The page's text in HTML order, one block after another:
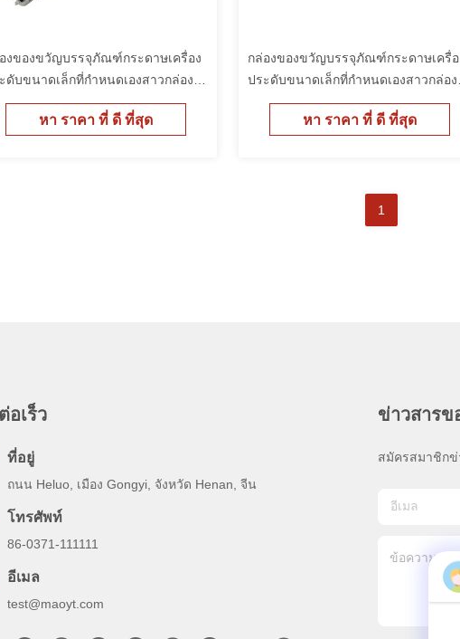
งของขวัญบรรจุภัณฑ์กระดาษเครื่อง
ดับขนาดเล็กที่กำหนดเองสาวกล่อง
รจุราคาถูก
หา ราคา ที่ ดี ที่สุด
กล่องของขวัญบรรจุภัณฑ์กระดาษเครื่อ
ประดับขนาดเล็กที่กำหนดเองสาวกล่อง
บรรจุราคาถูก
หา ราคา ที่ ดี ที่สุด
1
อเร็ว
ที่อยู่
ถนน Heluo, เมือง Gongyi, จังหวัด Henan, จีน
โทรศัพท์
86-0371-111111
อีเมล
test@maoyt.com
ข่าวสารข
สมัครสมาชิกข่